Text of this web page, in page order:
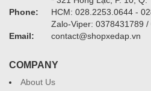
Phone:
HCM: 028.2253.0644 -
Zalo-Viper: 0378431789
Email:
contact@shopxedap.vn
COMPANY
About Us